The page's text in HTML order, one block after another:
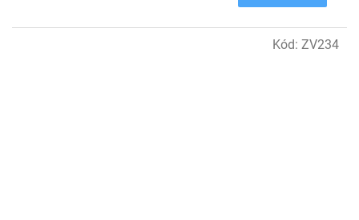
Kód: ZV234